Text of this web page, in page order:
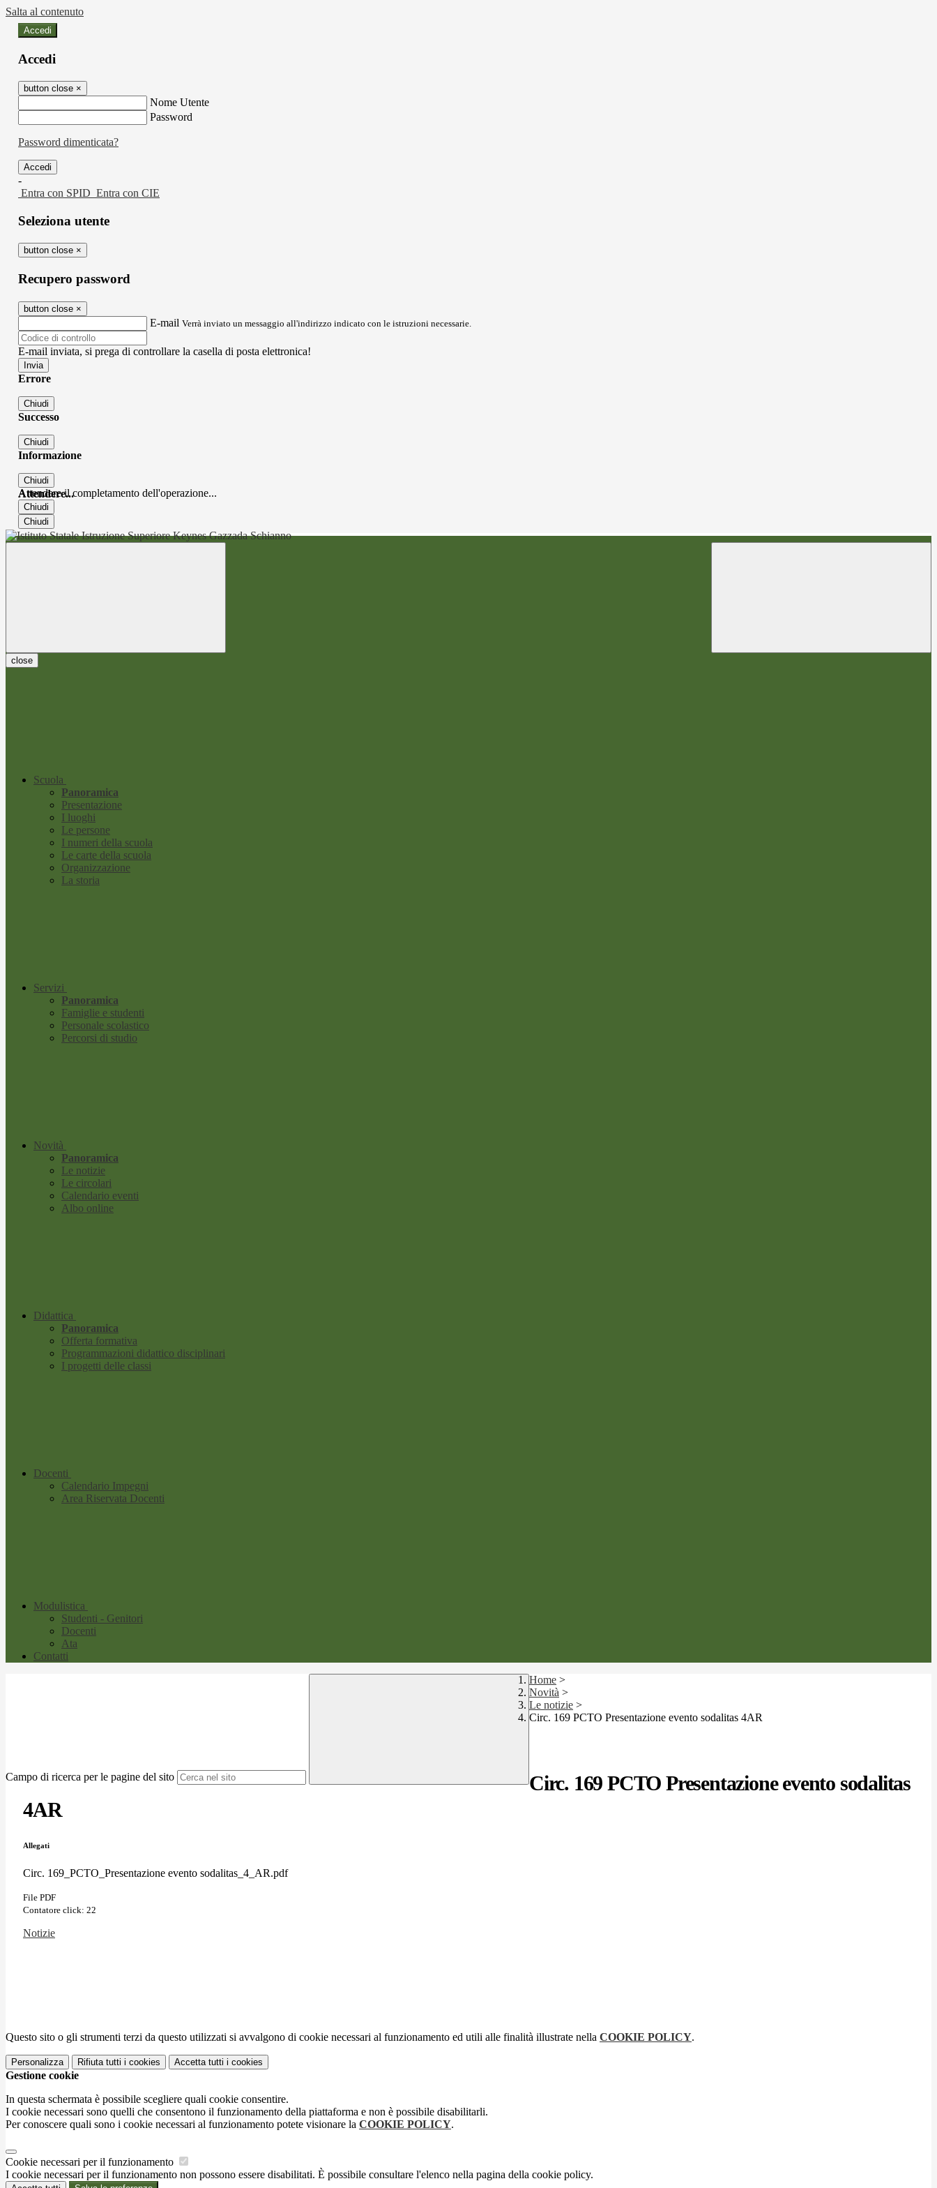
Salta al contenuto
Accedi
Accedi
button close ×
Nome Utente
Password
Password dimenticata?
-
Entra con SPID Entra con CIE
Seleziona utente
button close ×
Recupero password
button close ×
E-mail Verrà inviato un messaggio all'indirizzo indicato con le istruzioni necessarie.
E-mail inviata, si prega di controllare la casella di posta elettronica!
Errore
Chiudi
Successo
Chiudi
Informazione
Chiudi
Attendere...
Attendere il completamento dell'operazione...
Chiudi
Chiudi
close
Scuola
Panoramica
Presentazione
I luoghi
Le persone
I numeri della scuola
Le carte della scuola
Organizzazione
La storia
Servizi
Panoramica
Famiglie e studenti
Personale scolastico
Percorsi di studio
Novità
Panoramica
Le notizie
Le circolari
Calendario eventi
Albo online
Didattica
Panoramica
Offerta formativa
Programmazioni didattico disciplinari
I progetti delle classi
Docenti
Calendario Impegni
Area Riservata Docenti
Modulistica
Studenti - Genitori
Docenti
Ata
Contatti
Campo di ricerca per le pagine del sito
Home >
Novità >
Le notizie >
Circ. 169 PCTO Presentazione evento sodalitas 4AR
Circ. 169 PCTO Presentazione evento sodalitas
4AR
Allegati
Circ. 169_PCTO_Presentazione evento sodalitas_4_AR.pdf
File PDF
Contatore click: 22
Notizie
Questo sito o gli strumenti terzi da questo utilizzati si avvalgono di cookie necessari al funzionamento ed utili alle finalità illustrate nella COOKIE POLICY.
Personalizza Rifiuta tutti i cookies Accetta tutti i cookies
Gestione cookie
In questa schermata è possibile scegliere quali cookie consentire.
I cookie necessari sono quelli che consentono il funzionamento della piattaforma e non è possibile disabilitarli.
Per conoscere quali sono i cookie necessari al funzionamento potete visionare la COOKIE POLICY.
Cookie necessari per il funzionamento
I cookie necessari per il funzionamento non possono essere disabilitati. È possibile consultare l'elenco nella pagina della cookie policy.